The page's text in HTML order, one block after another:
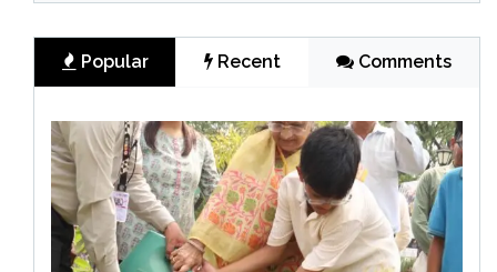
Popular Recent Comments